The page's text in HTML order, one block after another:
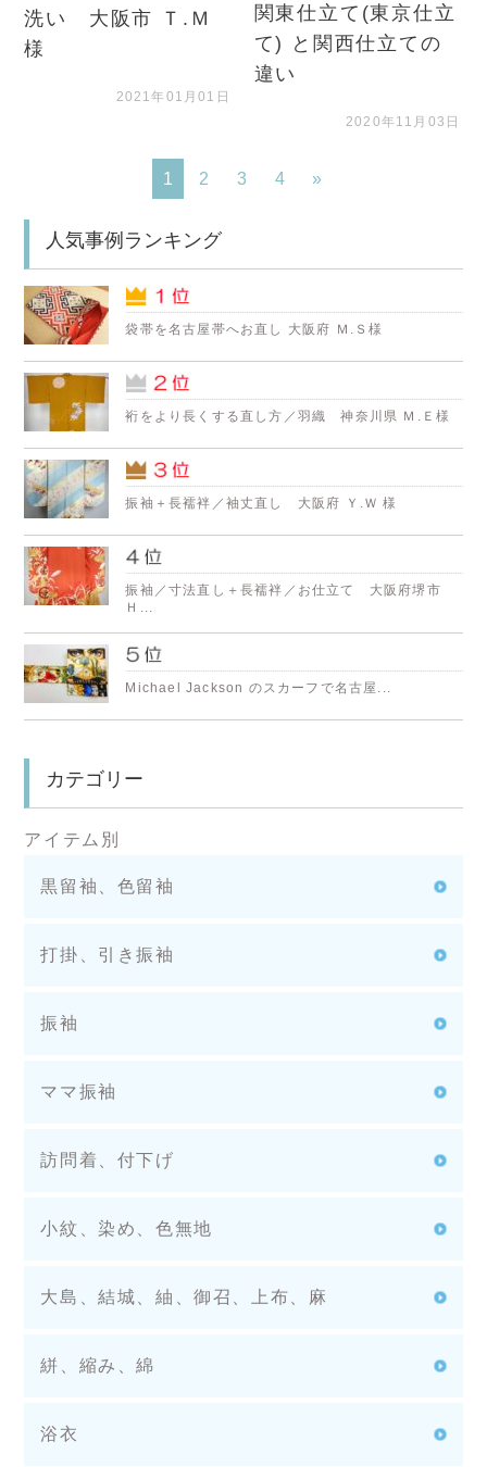
洗い 大阪市 Ｔ.Ｍ
様
2021年01月01日
関東仕立て(東京仕立
て) と関西仕立ての
違い
2020年11月03日
1 2 3 4 »
人気事例ランキング
袋帯を名古屋帯へお直し 大阪府 Ｍ.Ｓ様
裄をより長くする直し方／羽織 神奈川県 Ｍ.Ｅ様
振袖＋長襦袢／袖丈直し 大阪府 Ｙ.Ｗ 様
振袖／寸法直し＋長襦袢／お仕立て 大阪府堺市
Ｈ...
Michael Jackson のスカーフで名古屋...
カテゴリー
アイテム別
黒留袖、色留袖
打掛、引き振袖
振袖
ママ振袖
訪問着、付下げ
小紋、染め、色無地
大島、結城、紬、御召、上布、麻
絣、縮み、綿
浴衣